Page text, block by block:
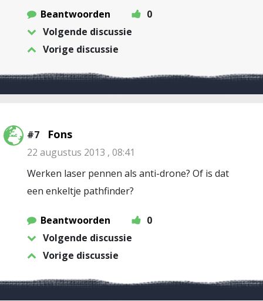
Beantwoorden
0
Volgende discussie
Vorige discussie
#7 Fons
22 augustus 2013 , 08:41
Werken laser pennen als anti-drone? Of is dat
een enkeltje pathfinder?
Beantwoorden
0
Volgende discussie
Vorige discussie